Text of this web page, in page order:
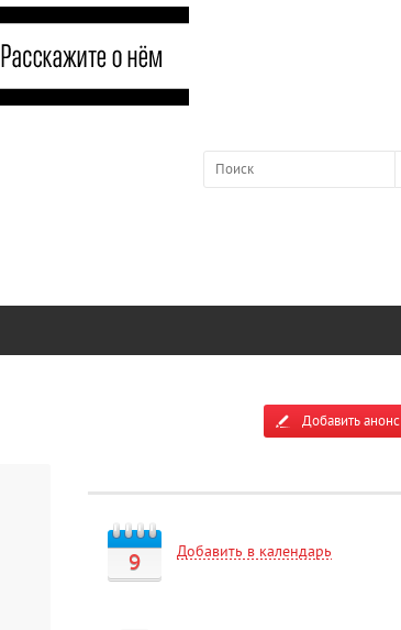
Добавить анонс
9 Добавить в календарь